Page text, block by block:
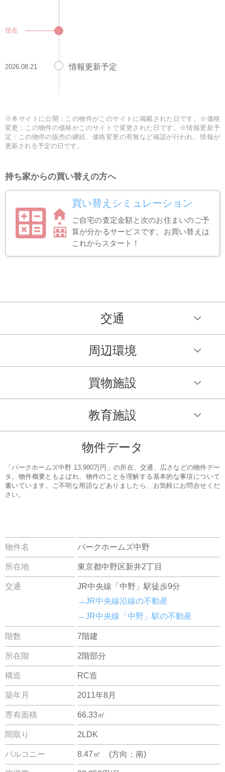
現在
2026.08.21 情報更新予定
※本サイトに公開：この物件がこのサイトに掲載された日です。※価格
変更：この物件の価格がこのサイトで変更された日です。※情報更新予
定：この物件の販売の継続、価格変更の有無など確認が行われ、情報が
更新される予定の日です。
持ち家からの買い替えの方へ
買い替えシミュレーション
ご自宅の査定金額と次のお住まいのご予
算が分かるサービスです。お買い替えは
これからスタート！
交通
周辺環境
買物施設
教育施設
物件データ
「パークホームズ中野 13,980万円」の所在、交通、広さなどの物件デー
タ。物件概要ともよばれ、物件のことを理解する基本的な事項について
書いています。ご不明な用語などありましたら、お気軽にお問合せくだ
さい。
物件名 パークホームズ中野
所在地 東京都中野区新井2丁目
交通
JR中央線「中野」駅徒歩9分
→JR中央線沿線の不動産
→JR中央線「中野」駅の不動産
階数 7階建
所在階 2階部分
構造 RC造
築年月 2011年8月
専有面積 66.33㎡
間取り 2LDK
バルコニー 8.47㎡ (方向：南)